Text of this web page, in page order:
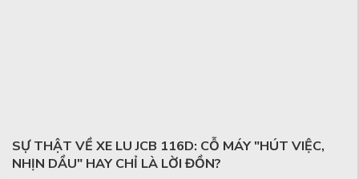
SỰ THẬT VỀ XE LU JCB 116D: CỖ MÁY "HÚT VIỆC,
NHỊN DẦU" HAY CHỈ LÀ LỜI ĐỒN?